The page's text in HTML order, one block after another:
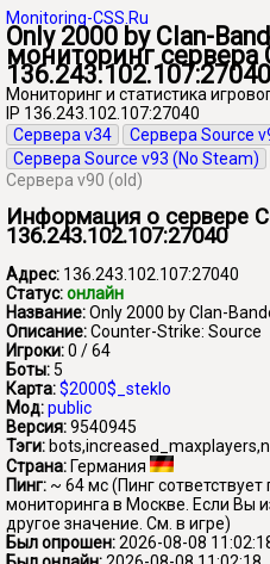
Monitoring-CSS.Ru
Only 2000 by Clan-
мониторинг сервера
136.243.102.107:27040
Мониторинг и статистика
IP 136.243.102.107:27040
Сервера v34
Сервера Source
Сервера Source v93 (No Steam)
Сервера v90 (old)
Информация о сервере
136.243.102.107:27040
Адрес: 136.243.102.107:27040
Статус:онлайн
Название:Only 2000 by Clan-
Описание:Counter-Strike: Source
Игроки:0 / 64
Боты: 5
Карта:$2000$_steklo
Мод:public
Версия:9540945
Тэги:
Страна: Германия
Пинг: ~ 64 мс(Пинг сответствует
мониторинга в Москве. Если Вы
другое значение. См. в игре)
Был опрошен:2026-08-08